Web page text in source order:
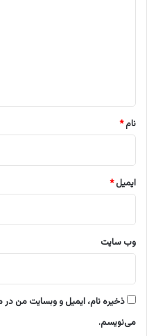
نام*
ایمیل*
وب‌ سایت
ذخیره نام، ایمیل و وبسایت من در
می‌نویسم.